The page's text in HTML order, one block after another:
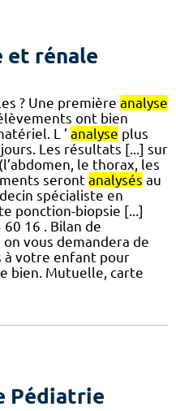
et rénale
? Une première analyse
ont bien
L ’ analyse plus
Les résultats [...] sur
le thorax, les
seront analysés au
spécialiste en
ponction-biopsie [...]
16 . Bilan de
vous demandera de
à votre enfant pour
bien. Mutuelle, carte
Pédiatrie